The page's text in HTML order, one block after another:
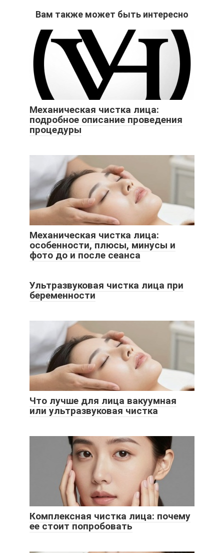
Вам также может быть интересно
Механическая чистка лица:
подробное описание проведения
процедуры
Механическая чистка лица:
особенности, плюсы, минусы и
фото до и после сеанса
Ультразвуковая чистка лица при
беременности
Что лучше для лица вакуумная
или ультразвуковая чистка
Комплексная чистка лица: почему
ее стоит попробовать